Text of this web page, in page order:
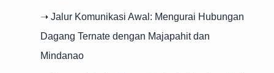
➝ Jalur Komunikasi Awal: Mengurai Hubungan
Dagang Ternate dengan Majapahit dan
Mindanao